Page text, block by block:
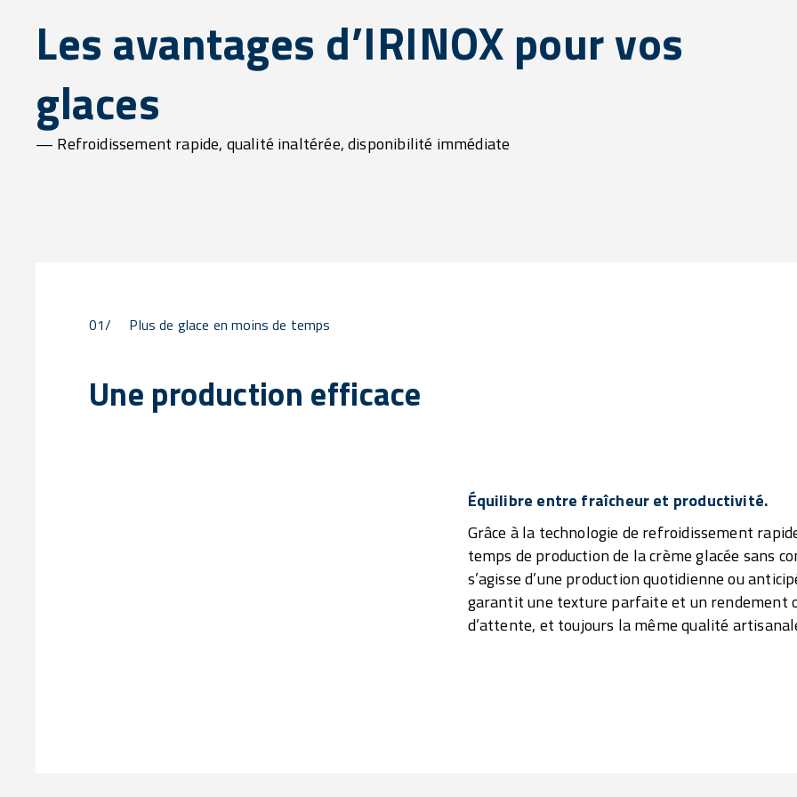
Les avantages d’IRINOX pour vos
glaces
— Refroidissement rapide, qualité inaltérée, disponibilité immédiate
01/ Plus de glace en moins de temps
Une production efficace
Équilibre entre fraîcheur et productivité.
Grâce à la technologie de refroidissement
temps de production de la crème glacée sans
s’agisse d’une production quotidienne ou
garantit une texture parfaite et un rendement
d’attente, et toujours la même qualité